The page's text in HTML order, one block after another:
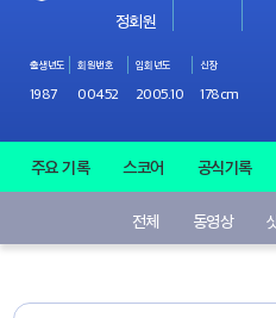
정회원
출생년도
1987
회원번호
00452
입회년도
2005.10
신장
178cm
주요 기록 스코어 공식기록
전체 동영상